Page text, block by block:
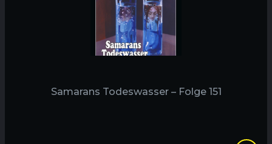
Samarans Todeswasser – Folge 151